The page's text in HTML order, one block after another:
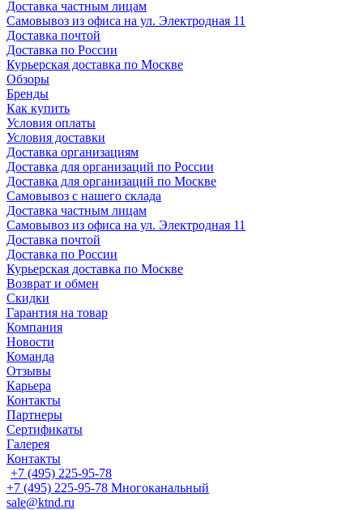
Доставка частным лицам
Самовывоз из офиса на ул. Электродная 11
Доставка почтой
Доставка по России
Курьерская доставка по Москве
Обзоры
Бренды
Как купить
Условия оплаты
Условия доставки
Доставка организациям
Доставка для организаций по России
Доставка для организаций по Москве
Самовывоз с нашего склада
Доставка частным лицам
Самовывоз из офиса на ул. Электродная 11
Доставка почтой
Доставка по России
Курьерская доставка по Москве
Возврат и обмен
Скидки
Гарантия на товар
Компания
Новости
Команда
Отзывы
Карьера
Контакты
Партнеры
Сертификаты
Галерея
Контакты
+7 (495) 225-95-78
+7 (495) 225-95-78 Многоканальный
sale@ktnd.ru